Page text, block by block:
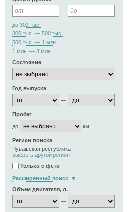
—
до 300 тыс.
300 тыс. — 500 тыс.
500 тыс. — 1 млн.
1 млн. — 3 млн.
Состояние
Год выпуска
—
Пробег
до
км.
Регион поиска
Чувашская республика
выбрать другой регион
Только с фото
Расширенный поиск
Объем двигателя, л.
—